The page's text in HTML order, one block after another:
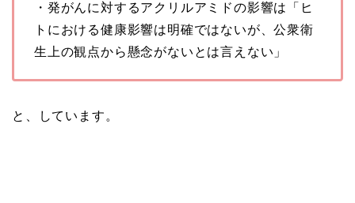
・発がんに対するアクリルアミドの影響は「ヒ
トにおける健康影響は明確ではないが、公衆衛
生上の観点から懸念がないとは言えない」
と、しています。